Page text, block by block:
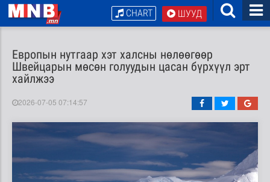
ШУУД
CHART
Европын нутгаар хэт халсны нөлөөгөөр
Швейцарын мөсөн голуудын цасан бүрхүүл эрт
хайлжээ
2026-07-05 07:14:57